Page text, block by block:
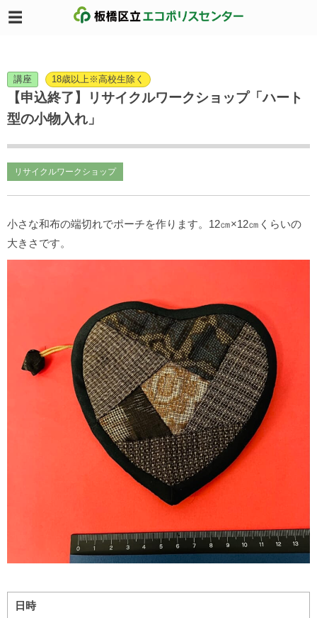
講座 18歳以上※高校生除く
【申込終了】リサイクルワークショップ「ハート
型の小物入れ」
リサイクルワークショップ
小さな和布の端切れでポーチを作ります。12㎝×12㎝くらいの
大きさです。
日時